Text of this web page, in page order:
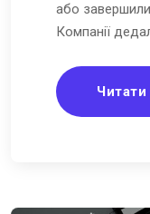
або
Компанії
Читати